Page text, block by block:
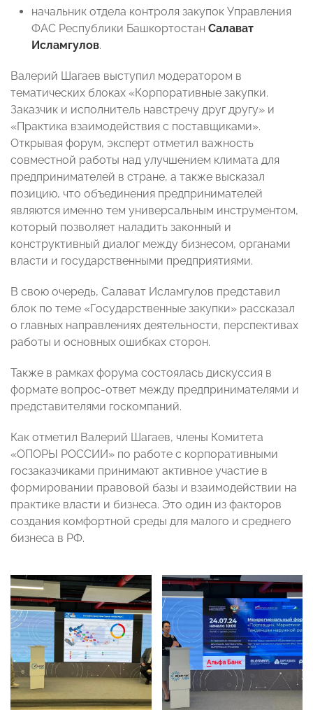
начальник отдела контроля закупок Управления
ФАС Республики Башкортостан Салават
Исламгулов.
Валерий Шагаев выступил модератором в
тематических блоках «Корпоративные закупки.
Заказчик и исполнитель навстречу друг другу» и
«Практика взаимодействия с поставщиками».
Открывая форум, эксперт отметил важность
совместной работы над улучшением климата для
предпринимателей в стране, а также высказал
позицию, что объединения предпринимателей
являются именно тем универсальным инструментом,
который позволяет наладить законный и
конструктивный диалог между бизнесом, органами
власти и государственными предприятиями.
В свою очередь, Салават Исламгулов представил
блок по теме «Государственные закупки» рассказал
о главных направлениях деятельности, перспективах
работы и основных ошибках сторон.
Также в рамках форума состоялась дискуссия в
формате вопрос-ответ между предпринимателями и
представителями госкомпаний.
Как отметил Валерий Шагаев, члены Комитета
«ОПОРЫ РОССИИ» по работе с корпоративными
госзаказчиками принимают активное участие в
формировании правовой базы и взаимодействии на
практике власти и бизнеса. Это один из факторов
создания комфортной среды для малого и среднего
бизнеса в РФ.